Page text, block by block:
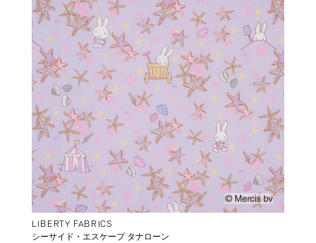
LIBERTY FABRICS
シーサイド・エスケープ タナローン